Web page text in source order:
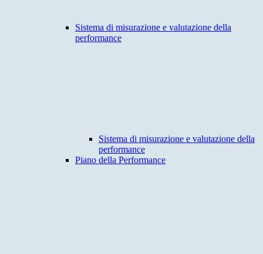
Sistema di misurazione e valutazione della
performance
Sistema di misurazione e valutazione della
performance
Piano della Performance